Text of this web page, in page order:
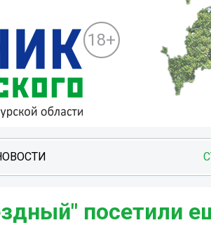
18+
посетили